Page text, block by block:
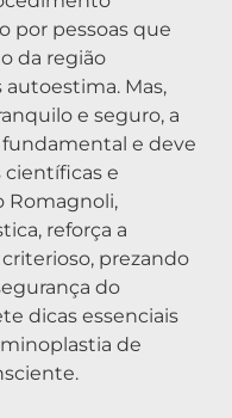
por pessoas que
da região
Mas,
e seguro, a
e deve
científicas e
Romagnoli,
reforça a
prezando
do
dicas essenciais
de